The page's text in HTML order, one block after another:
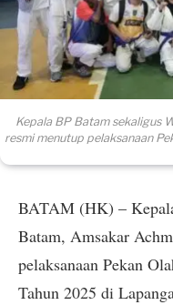
Kepala BP Batam sekaligus
resmi menutup pelaksanaan
BATAM (HK) –
Batam, Amsakar
pelaksanaan Pekan
Tahun 2025 di